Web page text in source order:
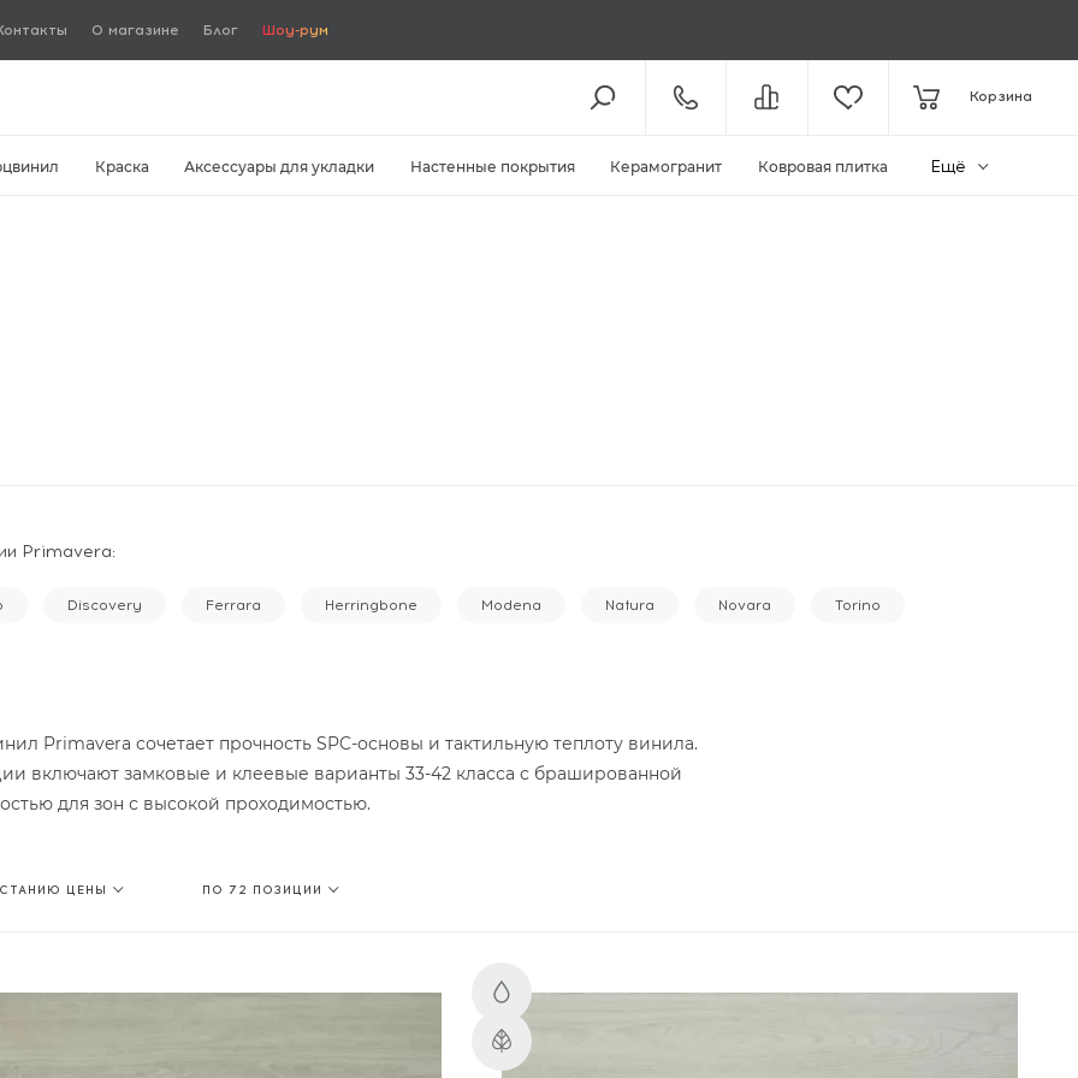
О магазине Блог Шоу-рум
8 (800) 301-61-43
КОЛЛ-ЦЕНТР / С 11:00
Корзина
Краска Аксессуары для укладки Настенные покрытия Керамогранит Ковровая плитка Ещё
Primavera:
Discovery Ferrara Herringbone Modena Natura Novara Torino
Primavera сочетает прочность SPC-основы и тактильную теплоту винила.
включают замковые и клеевые варианты 33-42 класса с брашированной
для зон с высокой проходимостью.
ЦЕНЫ ПО 72 ПОЗИЦИИ